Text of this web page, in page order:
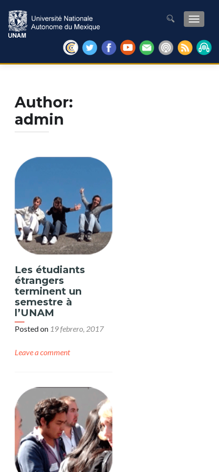
Author:
admin
Les étudiants
étrangers
terminent un
semestre à
l’UNAM
Posted on 19 febrero, 2017
Leave a comment